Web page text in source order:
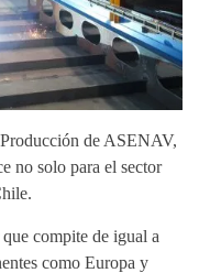
de ASENAV,
no solo para el sector
compite de igual a
como Europa y